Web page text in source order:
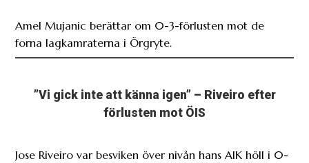
Amel Mujanic berättar om 0-3-förlusten mot de
forna lagkamraterna i Örgryte.
”Vi gick inte att känna igen” – Riveiro efter
förlusten mot ÖIS
Jose Riveiro var besviken över nivån hans AIK höll i 0-